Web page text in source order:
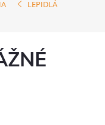
LEPIDLÁ